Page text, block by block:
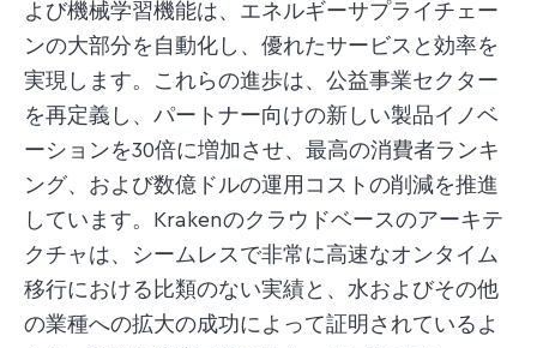
よび機械学習機能は、エネルギーサプライチェー
ンの大部分を自動化し、優れたサービスと効率を
実現します。これらの進歩は、公益事業セクター
を再定義し、パートナー向けの新しい製品イノベ
ーションを30倍に増加させ、最高の消費者ランキ
ング、および数億ドルの運用コストの削減を推進
しています。Krakenのクラウドベースのアーキテ
クチャは、シームレスで非常に高速なオンタイム
移行における比類のない実績と、水およびその他
の業種への拡大の成功によって証明されているよ